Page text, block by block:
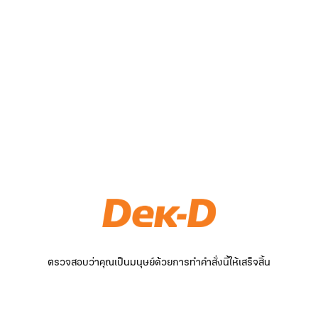
ตรวจสอบว่าคุณเป็นมนุษย์ด้วยการทำคำสั่งนี้ให้เสร็จสิ้น